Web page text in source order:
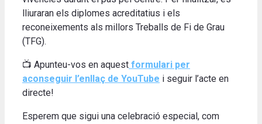
lliuraran els diplomes acreditatius i els
reconeixements als millors Treballs de Fi de Grau
(TFG).
📺 Apunteu-vos en aquest formulari per
aconseguir l’enllaç de YouTube i seguir l’acte en
directe!
Esperem que sigui una celebració especial, com